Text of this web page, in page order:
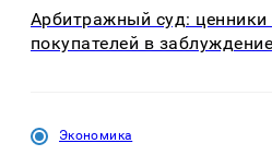
Арбитражный суд: ценники
покупателей в заблуждение
Экономика